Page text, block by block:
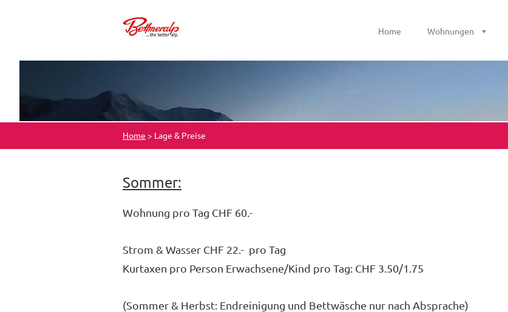
Home Wohnungen
Home > Lage & Preise
Sommer:
Wohnung pro Tag CHF 60.-
Strom & Wasser CHF 22.- pro Tag
Kurtaxen pro Person Erwachsene/Kind pro Tag: CHF 3.50/1.75
(Sommer & Herbst: Endreinigung und Bettwäsche nur nach Absprache)